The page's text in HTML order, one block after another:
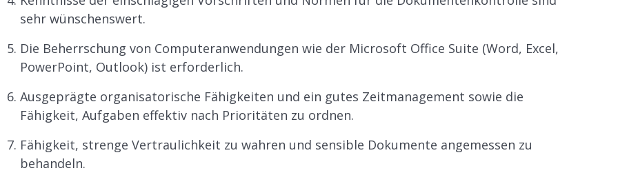
sehr wünschenswert.
Die Beherrschung von Computeranwendungen wie der Microsoft Office Suite (Word, Excel,
PowerPoint, Outlook) ist erforderlich.
Ausgeprägte organisatorische Fähigkeiten und ein gutes Zeitmanagement sowie die
Fähigkeit, Aufgaben effektiv nach Prioritäten zu ordnen.
Fähigkeit, strenge Vertraulichkeit zu wahren und sensible Dokumente angemessen zu
behandeln.